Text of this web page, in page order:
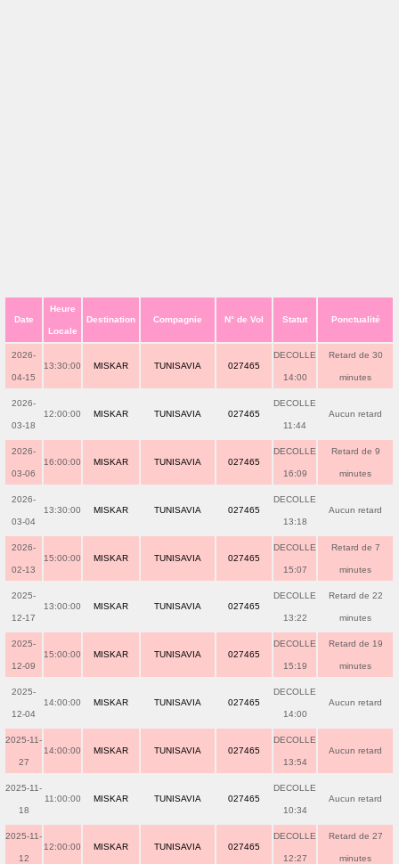
Date
Heure
Locale
Destination Compagnie N° de Vol Statut Ponctualité
2026-
04-15
13:30:00 MISKAR TUNISAVIA 027465
DECOLLE
14:00
Retard de 30
minutes
2026-
03-18
12:00:00 MISKAR TUNISAVIA 027465
DECOLLE
11:44
Aucun retard
2026-
03-06
16:00:00 MISKAR TUNISAVIA 027465
DECOLLE
16:09
Retard de 9
minutes
2026-
03-04
13:30:00 MISKAR TUNISAVIA 027465
DECOLLE
13:18
Aucun retard
2026-
02-13
15:00:00 MISKAR TUNISAVIA 027465
DECOLLE
15:07
Retard de 7
minutes
2025-
12-17
13:00:00 MISKAR TUNISAVIA 027465
DECOLLE
13:22
Retard de 22
minutes
2025-
12-09
15:00:00 MISKAR TUNISAVIA 027465
DECOLLE
15:19
Retard de 19
minutes
2025-
12-04
14:00:00 MISKAR TUNISAVIA 027465
DECOLLE
14:00
Aucun retard
2025-11-
27
14:00:00 MISKAR TUNISAVIA 027465
DECOLLE
13:54
Aucun retard
2025-11-
18
11:00:00 MISKAR TUNISAVIA 027465
DECOLLE
10:34
Aucun retard
2025-11-
12
12:00:00 MISKAR TUNISAVIA 027465
DECOLLE
12:27
Retard de 27
minutes